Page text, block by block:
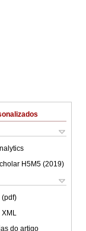
H5M5 (2019)
(pdf)
do artigo